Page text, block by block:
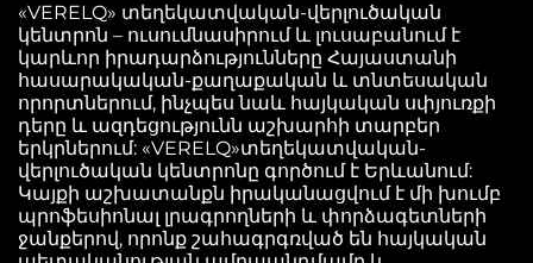
«VERELQ» տեղեկատվական-վերլուծական
կենտրոն – ուսումնասիրում և լուսաբանում է
կարևոր իրադարձությունները Հայաստանի
հասարակական-քաղաքական և տնտեսական
որորտներում, ինչպես նաև հայկական սփյուռքի
դերը և ազդեցությունն աշխարհի տարբեր
երկրներում: «VERELQ»տեղեկատվական-
վերլուծական կենտրոնը գործում է Երևանում:
Կայքի աշխատանքն իրականացվում է մի խումբ
պրոֆեսիոնալ լրագրողների և փորձագետների
ջանքերով, որոնք շահագրգռված են հայկական